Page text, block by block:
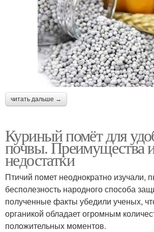
читать дальше →
Куриный помёт для
почвы. Преимущества
недостатки
Птичий помет неоднократно изучали,
бесполезность народного способа
полученные факты убедили ученых,
органикой обладает огромным
положительных моментов.